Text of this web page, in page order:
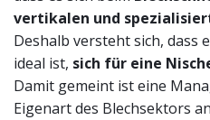
vertikalen und
Deshalb versteht sich, dass
ideal ist, sich für eine
Damit gemeint ist eine
Eigenart des Blechsektors